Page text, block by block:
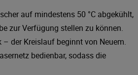
auf mindestens 50 °C abgekühlt,
zur Verfügung stellen zu können.
der Kreislauf beginnt von Neuem.
bedienbar, sodass die